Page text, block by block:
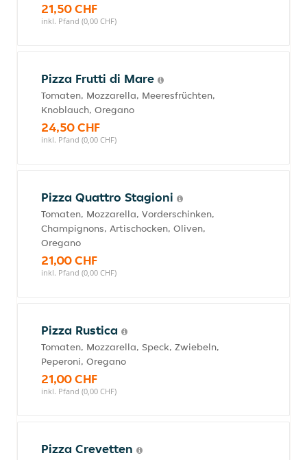
21,50 CHF
inkl. Pfand (0,00 CHF)
Pizza Frutti di Mare
Tomaten, Mozzarella, Meeresfrüchten,
Knoblauch, Oregano
24,50 CHF
inkl. Pfand (0,00 CHF)
Pizza Quattro Stagioni
Tomaten, Mozzarella, Vorderschinken,
Champignons, Artischocken, Oliven,
Oregano
21,00 CHF
inkl. Pfand (0,00 CHF)
Pizza Rustica
Tomaten, Mozzarella, Speck, Zwiebeln,
Peperoni, Oregano
21,00 CHF
inkl. Pfand (0,00 CHF)
Pizza Crevetten